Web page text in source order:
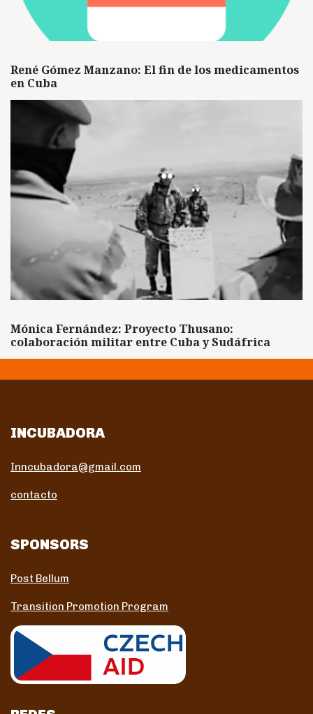
René Gómez Manzano: El fin de los medicamentos
en Cuba
Mónica Fernández: Proyecto Thusano:
colaboración militar entre Cuba y Sudáfrica
INCUBADORA
Inncubadora@gmail.com
contacto
SPONSORS
Post Bellum
Transition Promotion Program